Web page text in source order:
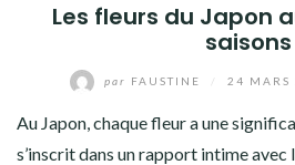
Les fleurs du Japon
saisons
par FAUSTINE 24 MARS
Au Japon, chaque fleur a une
s’inscrit dans un rapport intime avec